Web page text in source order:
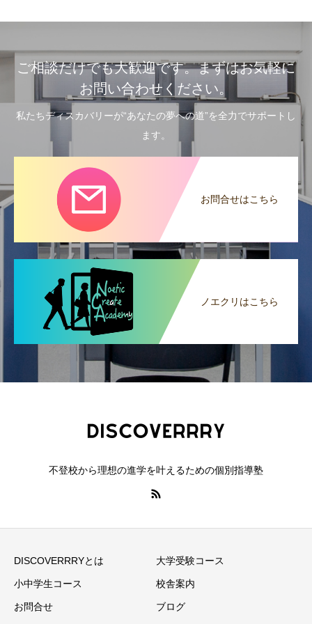
ご相談だけでも大歓迎です。まずはお気軽に
お問い合わせください。
私たちディスカバリーが“あなたの夢への道”を全力でサポートし
ます。
お問合せはこちら
ノエクリはこちら
不登校から理想の進学を叶えるための個別指導塾
DISCOVERRRYとは 大学受験コース
小中学生コース 校舎案内
お問合せ ブログ